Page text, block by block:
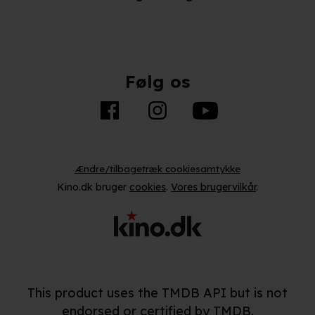
behandling af dine personoplysninger i både vores
ogcookiepolitik
Følg os
Ændre/tilbagetræk cookiesamtykke
Kino.dk bruger cookies. Vores brugervilkår.
This product uses the TMDB API but is not
endorsed or certified by TMDB.